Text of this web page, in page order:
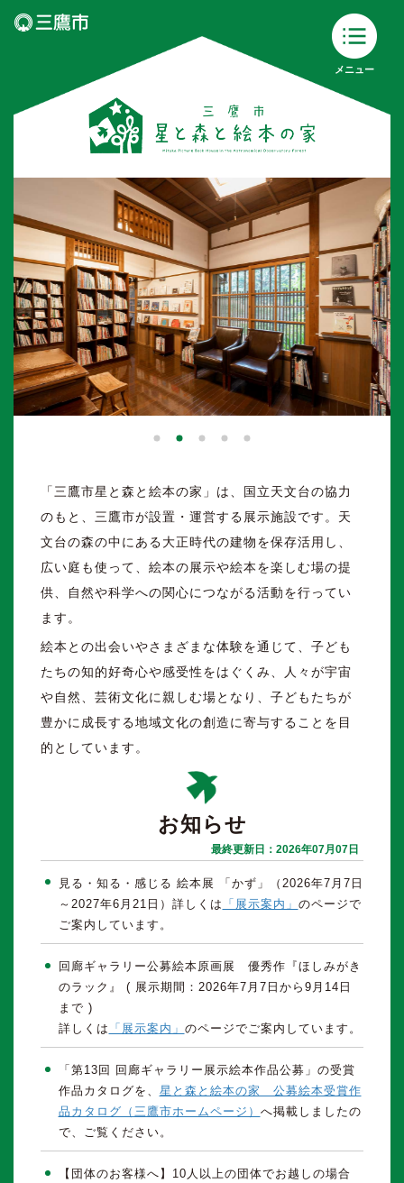
メニュー
星と森と絵本の家について
星と森と絵本の家について
フロアマップ
イベント
展示案内
絵本展示室
回廊ギャラリー展示
建築展示室
よくある質問
アクセス
「三鷹市星と森と絵本の家」は、国立天文台の協力
のもと、三鷹市が設置・運営する展示施設です。天
文台の森の中にある大正時代の建物を保存活用し、
広い庭も使って、絵本の展示や絵本を楽しむ場の提
供、自然や科学への関心につながる活動を行ってい
ます。
絵本との出会いやさまざまな体験を通じて、子ども
たちの知的好奇心や感受性をはぐくみ、人々が宇宙
や自然、芸術文化に親しむ場となり、子どもたちが
豊かに成長する地域文化の創造に寄与することを目
的としています。
お知らせ
最終更新日： 2026年07月07日
見る・知る・感じる 絵本展 「かず」（2026年7月7日
～2027年6月21日）詳しくは 「展示案内」 のページで
ご案内しています。
回廊ギャラリー公募絵本原画展 優秀作『ほしみがき
のラック』 ( 展示期間：2026年7月7日から9月14日
まで )
詳しくは 「展示案内」 のページでご案内しています。
「第13回 回廊ギャラリー展示絵本作品公募」の受賞
作品カタログを、 星と森と絵本の家 公募絵本受賞作
品カタログ（三鷹市ホームページ） へ掲載しましたの
で、ご覧ください。
【団体のお客様へ】10人以上の団体でお越しの場合